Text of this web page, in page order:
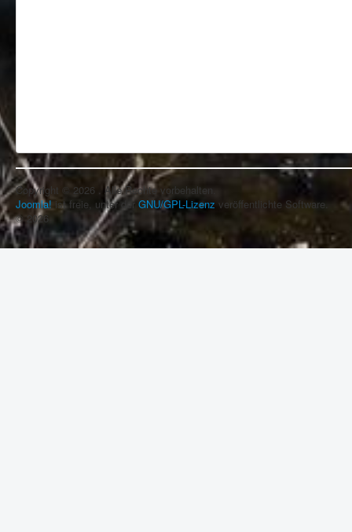
Copyright © 2026 . Alle Rechte vorbehalten.
Joomla! ist freie, unter der GNU/GPL-Lizenz veröffentlichte Software.
© 2026